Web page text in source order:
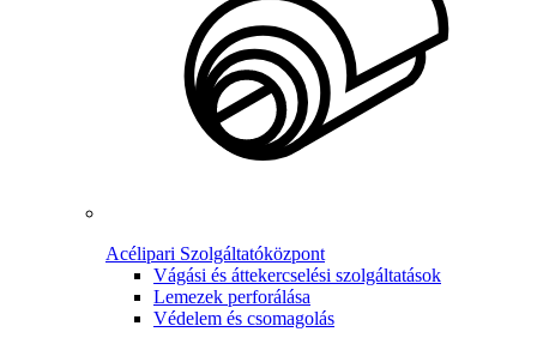
Acélipari Szolgáltatóközpont
Vágási és áttekercselési szolgáltatások
Lemezek perforálása
Védelem és csomagolás